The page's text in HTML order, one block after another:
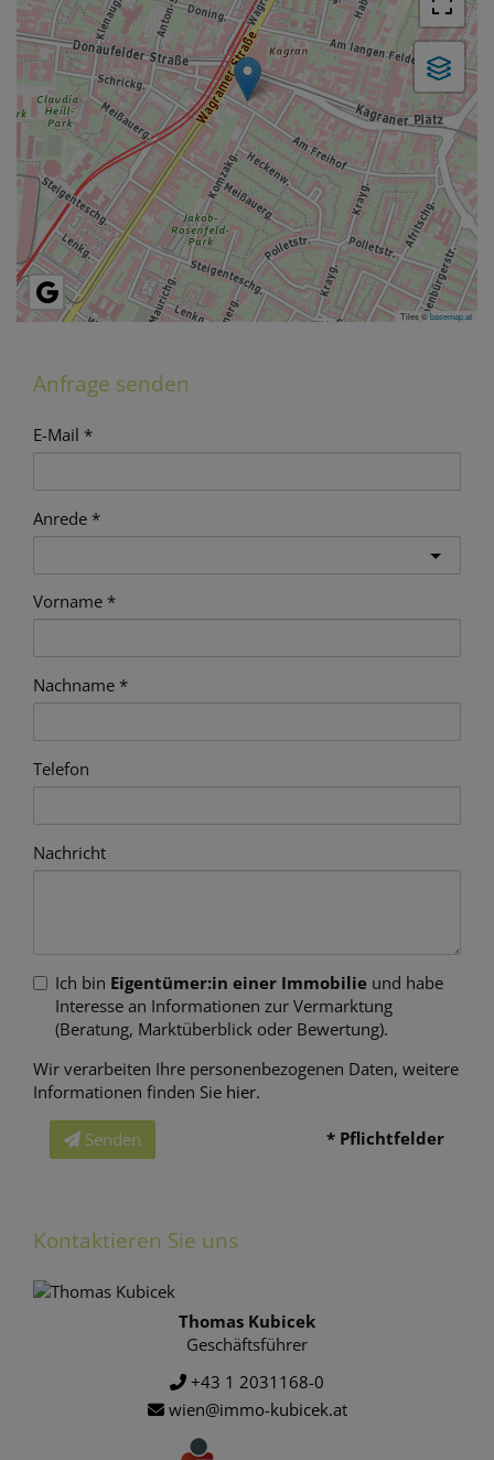
Tiles ©basemap.at
Anfrage senden
E-Mail
Anrede
Vorname
Nachname
Telefon
Nachricht
Ich bin Eigentümer:in einer Immobilie und habe
Interesse an Informationen zur Vermarktung
(Beratung, Marktüberblick oder Bewertung).
Wir verarbeiten Ihre personenbezogenen Daten, weitere
Informationen finden Sie hier.
Senden * Pflichtfelder
Kontaktieren Sie uns
Thomas Kubicek
Geschäftsführer
+43 1 2031168-0
wien@immo-kubicek.at